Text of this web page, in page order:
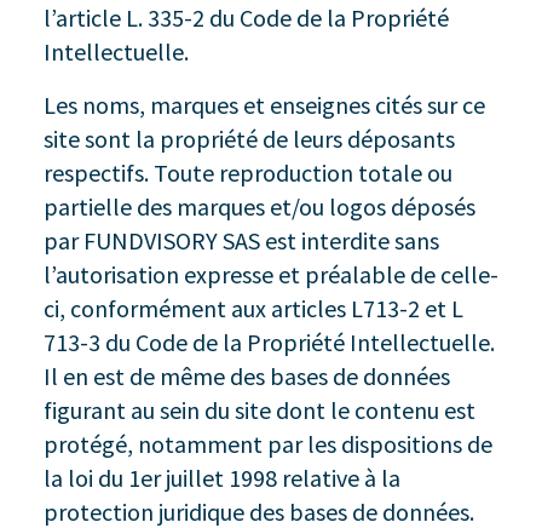
l’article L. 335-2 du Code de la Propriété
Intellectuelle.
Les noms, marques et enseignes cités sur ce
site sont la propriété de leurs déposants
respectifs. Toute reproduction totale ou
partielle des marques et/ou logos déposés
par FUNDVISORY SAS est interdite sans
l’autorisation expresse et préalable de celle-
ci, conformément aux articles L713-2 et L
713-3 du Code de la Propriété Intellectuelle.
Il en est de même des bases de données
figurant au sein du site dont le contenu est
protégé, notamment par les dispositions de
la loi du 1er juillet 1998 relative à la
protection juridique des bases de données.